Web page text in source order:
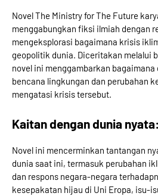
Novel The Ministry for The Future
menggabungkan fiksi ilmiah dengan
mengeksplorasi bagaimana krisis
geopolitik dunia. Diceritakan melalui
novel ini menggambarkan
bencana lingkungan dan perubahan
mengatasi krisis tersebut.
Kaitan dengan dunia nyata:
Novel ini mencerminkan tantangan
dunia saat ini, termasuk perubahan
dan respons negara-negara
kesepakatan hijau di Uni Eropa, isu-